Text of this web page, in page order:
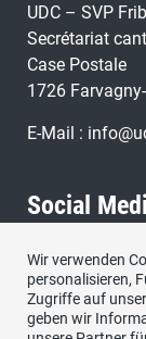
UDC – SVP
Secrétariat
Case Postale
1726
E-Mail :
Social
Besuchen Sie
Wir verwenden
personalisieren,
Zugriffe auf
geben wir